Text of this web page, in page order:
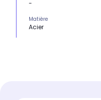
-
Matière
Acier